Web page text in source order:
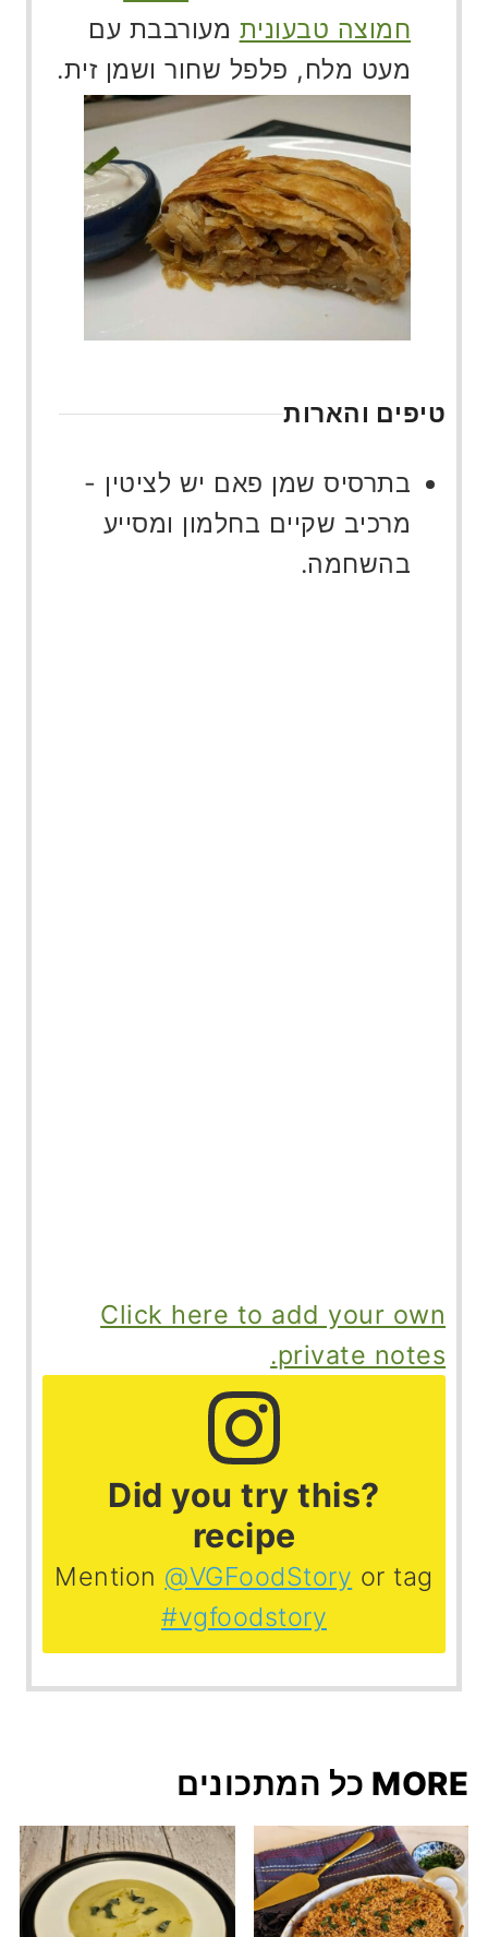
חמוצה טבעונית מעורבבת עם
מעט מלח, פלפל שחור ושמן זית.
טיפים והארות
בתרסיס שמן פאם יש לציטין -
מרכיב שקיים בחלמון ומסייע
בהשחמה.
Click here to add your own
private notes.
?Did you try this
recipe
Mention @VGFoodStory or tag
#vgfoodstory
MORE כל המתכונים